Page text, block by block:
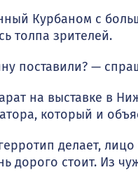
Курбаном с
толпа зрителей.
поставили? —
на выставке в
который и
делает,
дорого стоит. Из